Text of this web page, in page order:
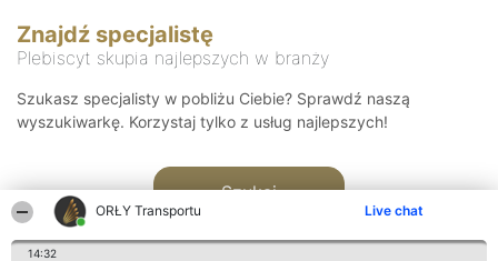
ORŁY Transportu Live chat
14:32
Znajdź specjalistę
Plebiscyt skupia najlepszych w branży
Szukasz specjalisty w pobliżu Ciebie? Sprawdź naszą
wyszukiwarkę. Korzystaj tylko z usług najlepszych!
Szukaj